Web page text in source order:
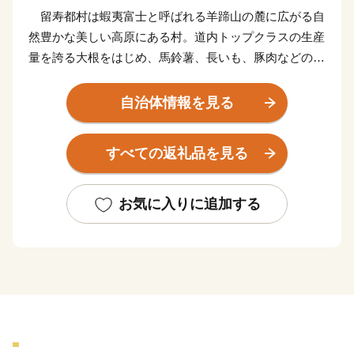
留寿都村は蝦夷富士と呼ばれる羊蹄山の麓に広がる自
然豊かな美しい高原にある村。道内トップクラスの生産
量を誇る大根をはじめ、馬鈴薯、長いも、豚肉などの生
ゾートを中心に、スキー、ゴルフ、パラグライダー、マ
ウンテンバイク、登山など、アウトドアスポーツを楽し
む人々の聖地になっています。
近年は海外からの観光客も増え、国際的な観光地へと
びに来てください！
自治体情報を見る
すべての返礼品を見る
お気に入りに追加する